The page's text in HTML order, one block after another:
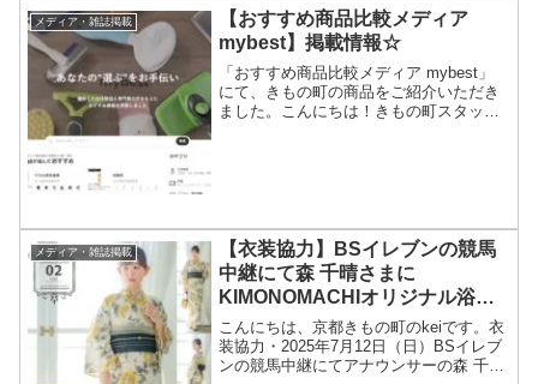
メディア・雑誌掲載
【おすすめ商品比較メディア
mybest】掲載情報☆
「おすすめ商品比較メディア mybest」
にて、きもの町の商品をご紹介いただき
ました。こんにちは！きもの町スタッフ
メディア・雑誌掲載
【衣装協力】BSイレブンの競馬
中継にて森 千晴さまに
KIMONOMACHIオリジナル浴衣
をご着用いただきました！
こんにちは、京都きもの町のkeiです。衣
装協力・2025年7月12日（日）BSイレブ
ンの競馬中継にてアナウンサーの森 千晴